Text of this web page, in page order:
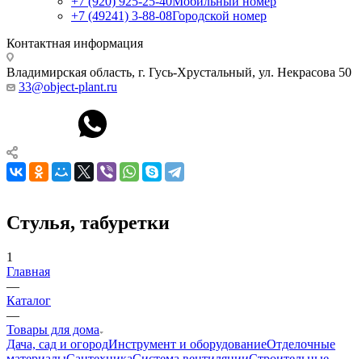
+7 (49241) 3-88-08Городской номер
Контактная информация
Владимирская область, г. Гусь-Хрустальный, ул. Некрасова 50
33@object-plant.ru
Стулья, табуретки
1
Главная
—
Каталог
—
Товары для дома
Дача, сад и огородИнструмент и оборудованиеОтделочные